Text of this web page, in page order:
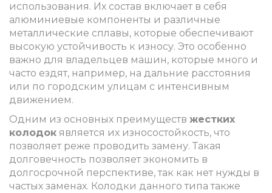
использования. Их состав включает в себя
алюминиевые компоненты и различные
металлические сплавы, которые обеспечивают
высокую устойчивость к износу. Это особенно
важно для владельцев машин, которые много и
часто ездят, например, на дальние расстояния
или по городским улицам с интенсивным
движением.
Одним из основных преимуществ жестких
колодок является их износостойкость, что
позволяет реже проводить замену. Такая
долговечность позволяет экономить в
долгосрочной перспективе, так как нет нужды в
частых заменах. Колодки данного типа также